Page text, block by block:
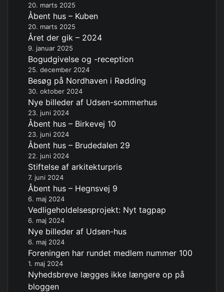
20. marts 2025
Åbent hus – Kuben
20. marts 2025
Året der gik – 2024
9. januar 2025
Bogudgivelse og -reception
25. december 2024
Besøg på Nordhaven i Rødding
30. oktober 2024
Nye billeder af Udsen-sommerhus
23. juni 2024
Åbent hus – Birkevej 10
23. juni 2024
Åbent hus – Brudedalen 29
22. juni 2024
Stiftelse af arkitekturpris
7. juni 2024
Åbent hus – Hegnsvej 9
6. maj 2024
Vedligeholdelsesprojekt: Nyt tagpap
6. maj 2024
Nye billeder af Udsen-hus
6. maj 2024
Foreningen har rundet medlem nummer 100
1. maj 2024
Nyhedsbreve lægges ikke længere op på
bloggen